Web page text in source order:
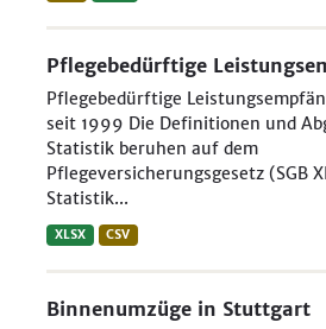
Pflegebedürftige
Pflegebedürftige
seit 1999 Die Definitionen und
Statistik beruhen auf dem
Pflegeversicherungsgesetz (SGB
Statistik...
XLSX CSV
Binnenumzüge in Stuttgart